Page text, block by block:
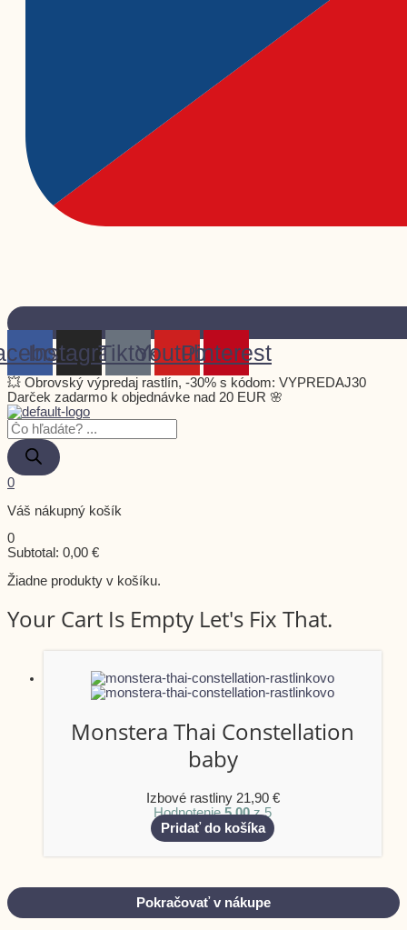
InstagramTiktokYoutubePinterest
💥 Obrovský výpredaj rastlín, -30% s kódom: VYPREDAJ30
Darček zadarmo k objednávke nad 20 EUR 🌸
0
Váš nákupný košík
0
Subtotal: 0,00 €
Žiadne produkty v košíku.
Your Cart Is Empty Let's Fix That.
Monstera Thai Constellation
baby
Izbové rastliny 21,90 €
Hodnotenie5.00z 5
Pridať do košíka
Pokračovať v nákupe